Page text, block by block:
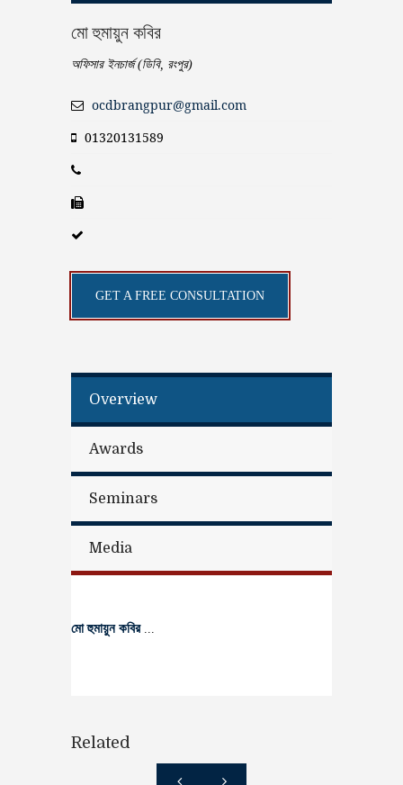
মো হুমায়ুন কবির
অফিসার ইনচার্জ (ডিবি, রংপুর)
ocdbrangpur@gmail.com
01320131589
GET A FREE CONSULTATION
Overview
Awards
Seminars
Media
মো হুমায়ুন কবির...
Related